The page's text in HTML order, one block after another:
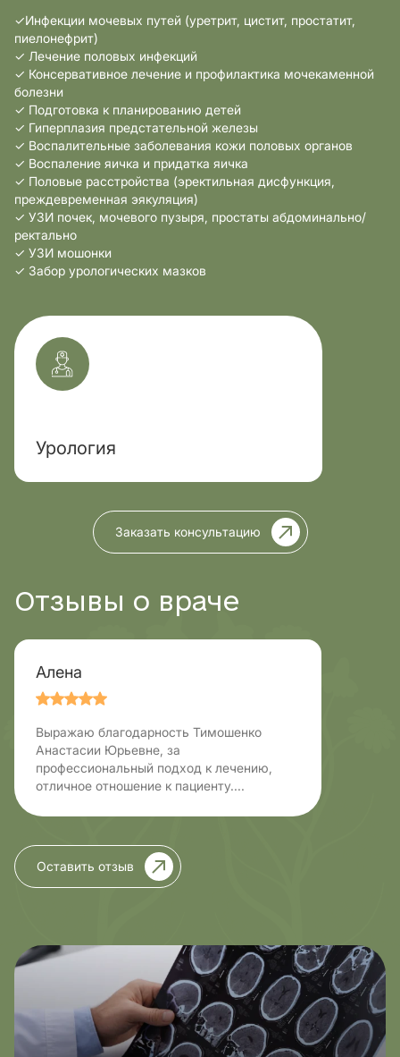
✓Инфекции мочевых путей (уретрит, цистит, простатит,
пиелонефрит)
✓ Лечение половых инфекций
✓ Консервативное лечение и профилактика мочекаменной
болезни
✓ Подготовка к планированию детей
✓ Гиперплазия предстательной железы
✓ Воспалительные заболевания кожи половых органов
✓ Воспаление яичка и придатка яичка
✓ Половые расстройства (эректильная дисфункция,
преждевременная эякуляция)
✓ УЗИ почек, мочевого пузыря, простаты абдоминально/
ректально
✓ УЗИ мошонки
✓ Забор урологических мазков
Урология
Заказать консультацию
Отзывы о враче
Алена
Выражаю благодарность Тимошенко
Анастасии Юрьевне, за
профессиональный подход к лечению,
отличное отношение к пациенту....
Оставить отзыв